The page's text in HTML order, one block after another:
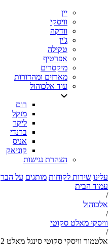
יין
וויסקי
וודקה
ג'ין
טקילה
אפרטיף
מיקסרים
מארזים ומהדורות
עוד אלכוהול
רום
מזקל
ליקר
ברנדי
אניס
קוניאק
הצהרת נגישות
עלינו שירות לקוחות מותגים על הבר
עמוד הבית
/
אלכוהול
/
וויסקי מאלט סקוטי
/
אלטמור וויסקי סקוטי סינגל מאלט 12 שנה 700 מ”ל (כשר)